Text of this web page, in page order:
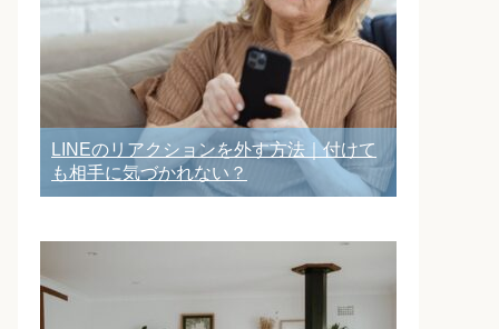
LINEのリアクションを外す方法｜付けて
も相手に気づかれない？